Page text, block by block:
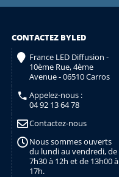
CONTACTEZ BYLED
France LED Diffusion -
10ème Rue, 4ème
Avenue - 06510 Carros
Appelez-nous :
04 92 13 64 78
Contactez-nous
Nous sommes ouverts
du lundi au vendredi, de
7h30 à 12h et de 13h00 à
17h.